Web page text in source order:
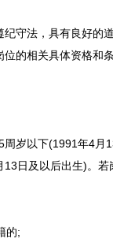
法，具有良好的道
的相关具体资格和条
以下(1991年4月
日及以后出生)。
的;